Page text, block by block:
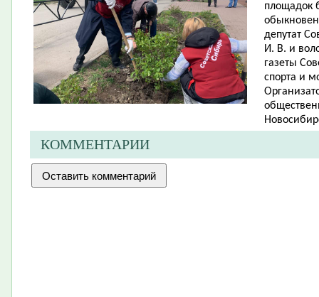
площадок
депутат
И. В. и
газеты
спорта и
КОММЕНТАРИИ